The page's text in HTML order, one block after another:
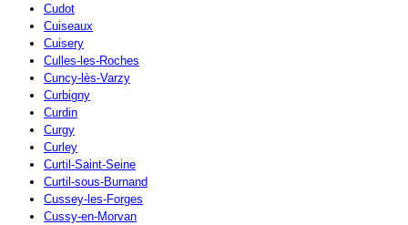
Cudot
Cuiseaux
Cuisery
Culles-les-Roches
Cuncy-lès-Varzy
Curbigny
Curdin
Curgy
Curley
Curtil-Saint-Seine
Curtil-sous-Burnand
Cussey-les-Forges
Cussy-en-Morvan